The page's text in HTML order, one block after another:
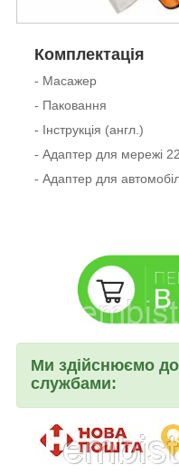
Комплектація
- Масажер
- Паковання
- Інструкція (англ.)
- Адаптер для мережі
- Адаптер для
Ми здійснюємо
службами: